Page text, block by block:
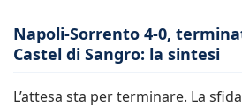
Napoli-Sorrento 4-0,
Castel di Sangro: la sintesi
L’attesa sta per terminare. La